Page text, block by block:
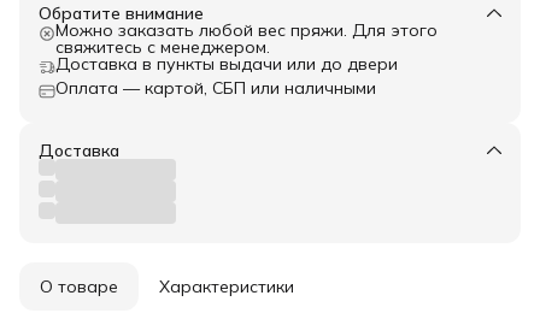
Обратите внимание
Можно заказать любой вес пряжи. Для этого
свяжитесь с менеджером.
Доставка в пункты выдачи или до двери
Оплата — картой, СБП или наличными
Доставка
О товаре Характеристики